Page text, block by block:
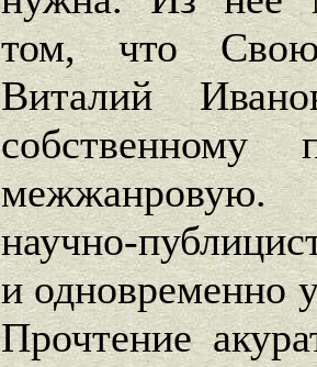
том, что
Виталий
собственному
научно-
и одновременно
Прочтение